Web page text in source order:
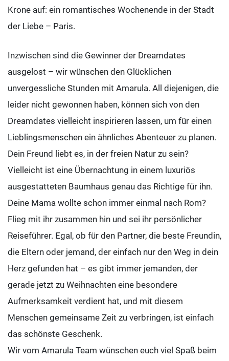
Krone auf: ein romantisches Wochenende in der Stadt
der Liebe – Paris.
Inzwischen sind die Gewinner der Dreamdates
ausgelost – wir wünschen den Glücklichen
unvergessliche Stunden mit Amarula. All diejenigen, die
leider nicht gewonnen haben, können sich von den
Dreamdates vielleicht inspirieren lassen, um für einen
Lieblingsmenschen ein ähnliches Abenteuer zu planen.
Dein Freund liebt es, in der freien Natur zu sein?
Vielleicht ist eine Übernachtung in einem luxuriös
ausgestatteten Baumhaus genau das Richtige für ihn.
Deine Mama wollte schon immer einmal nach Rom?
Flieg mit ihr zusammen hin und sei ihr persönlicher
Reiseführer. Egal, ob für den Partner, die beste Freundin,
die Eltern oder jemand, der einfach nur den Weg in dein
Herz gefunden hat – es gibt immer jemanden, der
gerade jetzt zu Weihnachten eine besondere
Aufmerksamkeit verdient hat, und mit diesem
Menschen gemeinsame Zeit zu verbringen, ist einfach
das schönste Geschenk.
Wir vom Amarula Team wünschen euch viel Spaß beim